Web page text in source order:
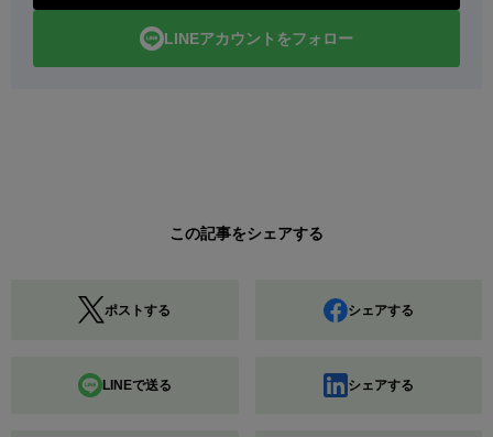
LINEアカウントをフォロー
この記事をシェアする
ポストする シェアする
LINEで送る シェアする